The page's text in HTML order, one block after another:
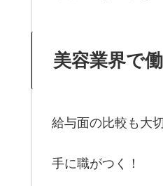
美容業界で
給与面の比較も大
手に職がつく！